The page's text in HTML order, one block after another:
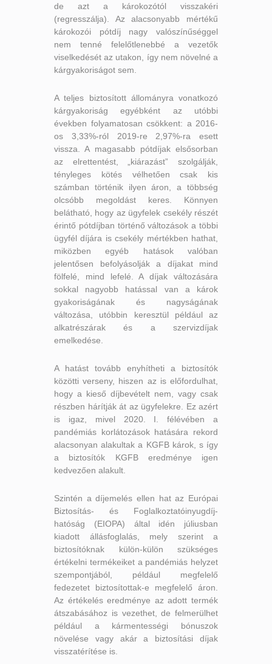
de azt a károkozótól visszakéri
(regresszálja). Az alacsonyabb mértékű
károkozói pótdíj nagy valószínűséggel
nem tenné felelőtlenebbé a vezetők
viselkedését az utakon, így nem növelné a
kárgyakoriságot sem.
A teljes biztosított állományra vonatkozó
kárgyakoriság egyébként az utóbbi
években folyamatosan csökkent: a 2016-
os 3,33%-ról 2019-re 2,97%-ra esett
vissza. A magasabb pótdíjak elsősorban
az elrettentést, „kiárazást” szolgálják,
tényleges kötés vélhetően csak kis
számban történik ilyen áron, a többség
olcsóbb megoldást keres. Könnyen
belátható, hogy az ügyfelek csekély részét
érintő pótdíjban történő változások a többi
ügyfél díjára is csekély mértékben hathat,
miközben egyéb hatások valóban
jelentősen befolyásolják a díjakat mind
fölfelé, mind lefelé. A díjak változására
sokkal nagyobb hatással van a károk
gyakoriságának és nagyságának
változása, utóbbin keresztül például az
alkatrészárak és a szervizdíjak
emelkedése.
A hatást tovább enyhítheti a biztosítók
közötti verseny, hiszen az is előfordulhat,
hogy a kieső díjbevételt nem, vagy csak
részben hárítják át az ügyfelekre. Ez azért
is igaz, mivel 2020. I. félévében a
pandémiás korlátozások hatására rekord
alacsonyan alakultak a KGFB károk, s így
a biztosítók KGFB eredménye igen
kedvezően alakult.
Szintén a díjemelés ellen hat az Európai
Biztosítás- és Foglalkoztatóinyugdíj-
hatóság (EIOPA) által idén júliusban
kiadott állásfoglalás, mely szerint a
biztosítóknak külön-külön szükséges
értékelni termékeiket a pandémiás helyzet
szempontjából, például megfelelő
fedezetet biztosítottak-e megfelelő áron.
Az értékelés eredménye az adott termék
átszabásához is vezethet, de felmerülhet
például a kármentességi bónuszok
növelése vagy akár a biztosítási díjak
visszatérítése is.